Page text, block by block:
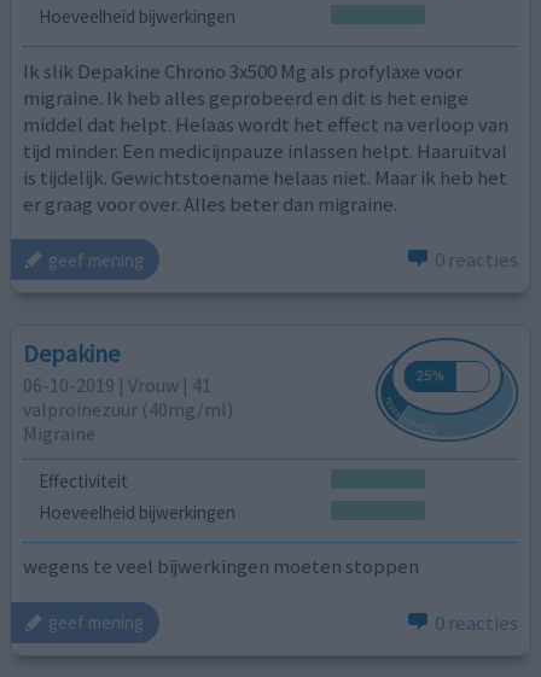
Hoeveelheid bijwerkingen
Ik slik Depakine Chrono 3x500 Mg als profylaxe voor
migraine. Ik heb alles geprobeerd en dit is het enige
middel dat helpt. Helaas wordt het effect na verloop van
tijd minder. Een medicijnpauze inlassen helpt. Haaruitval
is tijdelijk. Gewichtstoename helaas niet. Maar ik heb het
er graag voor over. Alles beter dan migraine.
geef mening 0 reacties
Depakine
06-10-2019 | Vrouw | 41
valproinezuur (40mg/ml)
Migraine
Effectiviteit
Hoeveelheid bijwerkingen
wegens te veel bijwerkingen moeten stoppen
geef mening 0 reacties